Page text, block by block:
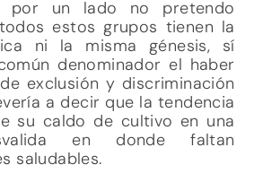
por un lado no pretendo
estos grupos tienen la
ni la misma génesis, sí
denominador el haber
exclusión y discriminación
a decir que la tendencia
su caldo de cultivo en una
en donde faltan
saludables.